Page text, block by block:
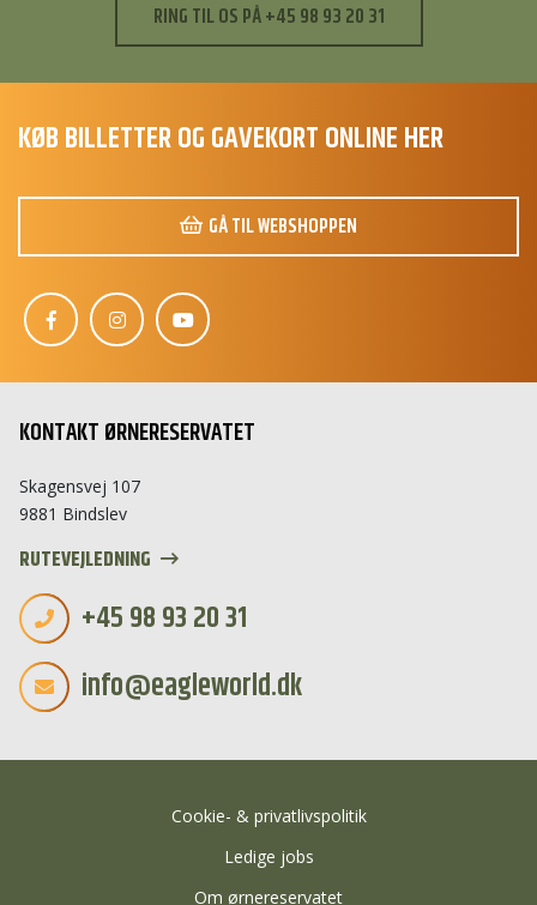
RING TIL OS PÅ +45 98 93 20 31
KØB BILLETTER OG GAVEKORT ONLINE HER
GÅ TIL WEBSHOPPEN
KONTAKT ØRNERESERVATET
Skagensvej 107
9881 Bindslev
RUTEVEJLEDNING
+45 98 93 20 31
info@eagleworld.dk
Cookie- & privatlivspolitik
Ledige jobs
Om ørnereservatet
Hvordan kan vi hjælpe?
Start en ny samtale
Har du et spørgsmål? Start en ny samtale
Billetkøb
Særlige åbningstider